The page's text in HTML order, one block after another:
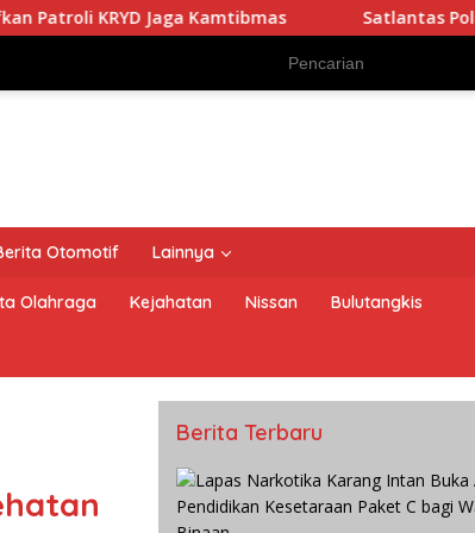
Kamtibmas Satlantas Polres Tanimbar
Otomotif Lainnya
Olahraga Kejahatan Nissan Bulutangkis
Berita Terbaru